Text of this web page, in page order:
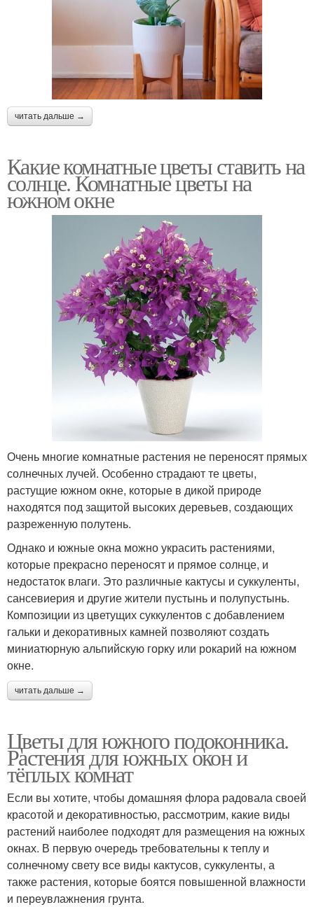
читать дальше →
Какие комнатные цветы ставить на
солнце. Комнатные цветы на
южном окне
Очень многие комнатные растения не переносят прямых
солнечных лучей. Особенно страдают те цветы,
растущие южном окне, которые в дикой природе
находятся под защитой высоких деревьев, создающих
разреженную полутень.
Однако и южные окна можно украсить растениями,
которые прекрасно переносят и прямое солнце, и
недостаток влаги. Это различные кактусы и суккуленты,
сансевиерия и другие жители пустынь и полупустынь.
Композиции из цветущих суккулентов с добавлением
гальки и декоративных камней позволяют создать
миниатюрную альпийскую горку или рокарий на южном
окне.
читать дальше →
Цветы для южного подоконника.
Растения для южных окон и
тёплых комнат
Если вы хотите, чтобы домашняя флора радовала своей
красотой и декоративностью, рассмотрим, какие виды
растений наиболее подходят для размещения на южных
окнах. В первую очередь требовательны к теплу и
солнечному свету все виды кактусов, суккуленты, а
также растения, которые боятся повышенной влажности
и переувлажнения грунта.